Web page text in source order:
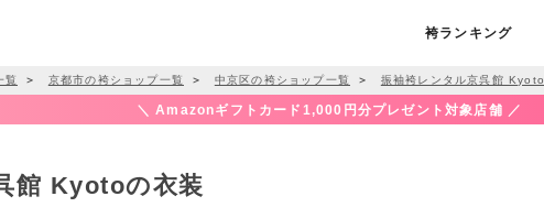
袴ランキング
覧 ＞ 京都市の袴ショップ一覧 ＞ 中京区の袴ショップ一覧 ＞ 振袖袴レンタル京呉館 Kyoto
＼ Amazonギフトカード1,000円分プレゼント対象店舗 ／
館 Kyotoの衣装